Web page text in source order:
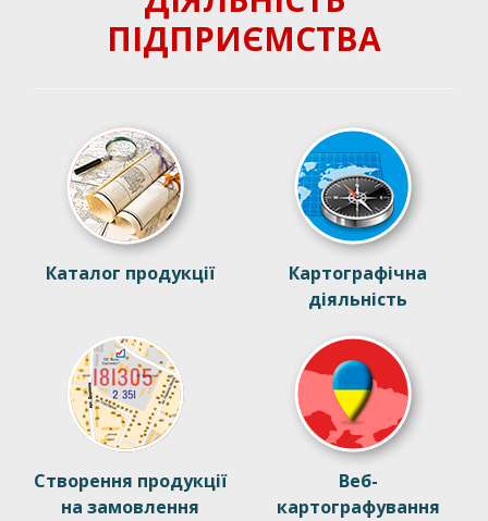
ПІДПРИЄМСТВА
Каталог продукції
Картографічна
діяльність
Створення продукції
на замовлення
Веб-
картографування